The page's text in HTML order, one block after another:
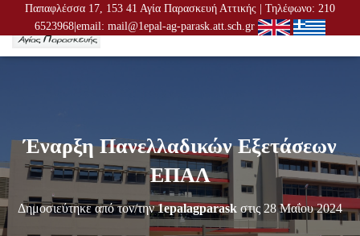
Παπαφλέσσα 17, 153 41 Αγία Παρασκευή Αττικής | Τηλέφωνο: 210
6523968|email: mail@1epal-ag-parask.att.sch.gr
Ν
Ή
Π
Λ
Ο
Ή
Γ
Έναρξη Πανελλαδικών Εξετάσεων
ΕΠΑΛ
Δημοσιεύτηκε από τον/την1epalagparask στις 28 Μαΐου 2024